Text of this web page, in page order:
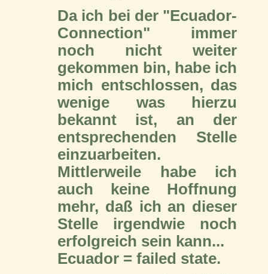
Da ich bei der "Ecuador-
Connection" immer
noch nicht weiter
gekommen bin, habe ich
mich entschlossen, das
wenige was hierzu
bekannt ist, an der
entsprechenden Stelle
einzuarbeiten.
Mittlerweile habe ich
auch keine Hoffnung
mehr, daß ich an dieser
Stelle irgendwie noch
erfolgreich sein kann...
Ecuador = failed state.